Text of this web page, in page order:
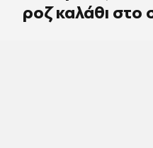
ροζ καλάθι στο